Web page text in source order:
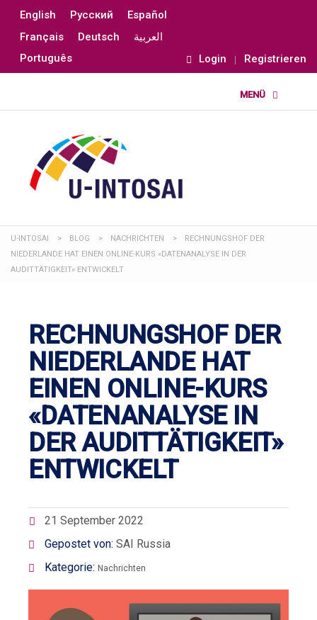
English Русский
Español
Français
Deutsch
العربية
Português
Login Registrieren
U-INTOSAI > BLOG > NACHRICHTEN >
RECHNUNGSHOF DER
NIEDERLANDE HAT EINEN ONLINE-KURS «DATENANALYSE IN DER
AUDITTÄTIGKEIT» ENTWICKELT
RECHNUNGSHOF DER
NIEDERLANDE HAT
EINEN ONLINE-KURS
«DATENANALYSE IN
DER AUDITTÄTIGKEIT»
ENTWICKELT
21 September 2022
Gepostet von: SAI Russia
Kategorie: Nachrichten